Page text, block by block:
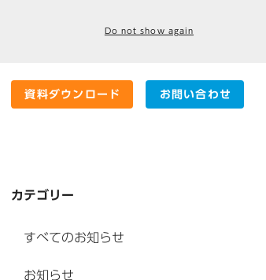
資料ダウンロード お問い合わせ
Do not show again
カテゴリー
すべてのお知らせ
お知らせ